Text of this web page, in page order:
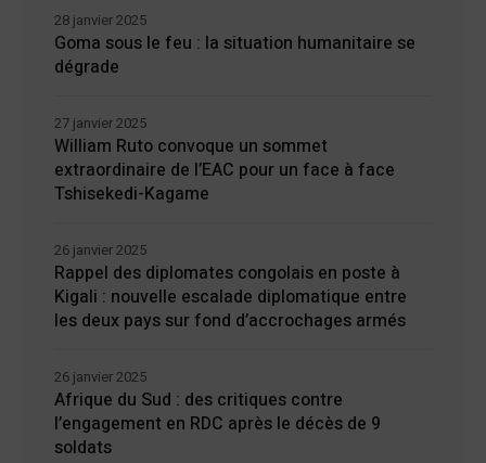
Goma sous le feu : la situation humanitaire se
dégrade
28 janvier 2025
William Ruto convoque un sommet
extraordinaire de l’EAC pour un face à face
Tshisekedi-Kagame
27 janvier 2025
Rappel des diplomates congolais en poste à
Kigali : nouvelle escalade diplomatique entre
les deux pays sur fond d’accrochages armés
26 janvier 2025
Afrique du Sud : des critiques contre
l’engagement en RDC après le décès de 9
soldats
26 janvier 2025